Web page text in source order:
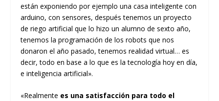
están exponiendo por ejemplo una casa inteligente con
arduino, con sensores, después tenemos un proyecto
de riego artificial que lo hizo un alumno de sexto año,
tenemos la programación de los robots que nos
donaron el año pasado, tenemos realidad virtual… es
decir, todo en base a lo que es la tecnología hoy en día,
e inteligencia artificial».
«Realmente es una satisfacción para todo el